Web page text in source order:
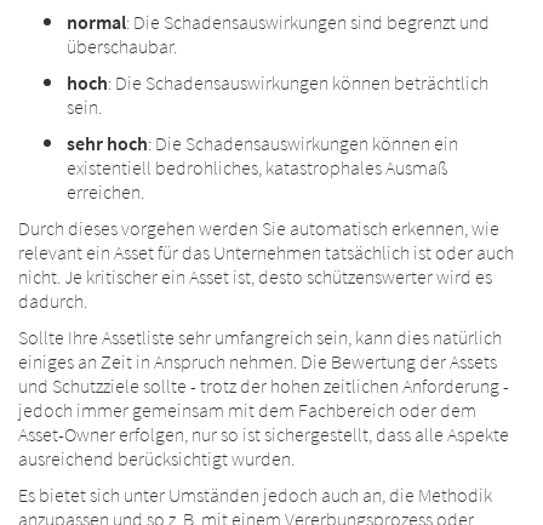
normal: Die Schadensauswirkungen sind begrenzt und
überschaubar.
hoch: Die Schadensauswirkungen können beträchtlich
sein.
sehr hoch: Die Schadensauswirkungen können ein
existentiell bedrohliches, katastrophales Ausmaß
erreichen.
Durch dieses vorgehen werden Sie automatisch erkennen, wie
relevant ein Asset für das Unternehmen tatsächlich ist oder auch
nicht. Je kritischer ein Asset ist, desto schützenswerter wird es
dadurch.
Sollte Ihre Assetliste sehr umfangreich sein, kann dies natürlich
einiges an Zeit in Anspruch nehmen. Die Bewertung der Assets
und Schutzziele sollte - trotz der hohen zeitlichen Anforderung -
jedoch immer gemeinsam mit dem Fachbereich oder dem
Asset-Owner erfolgen, nur so ist sichergestellt, dass alle Aspekte
ausreichend berücksichtigt wurden.
Es bietet sich unter Umständen jedoch auch an, die Methodik
anzupassen und so z. B. mit einem Vererbungsprozess oder